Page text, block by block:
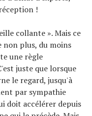
!
collante ». Mais ce
non plus, du moins
une règle
juste que lorsque
le regard, jusqu'à
par sympathie
doit accélérer depuis